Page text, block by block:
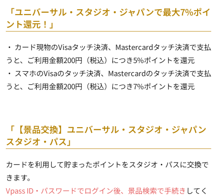
「ユニバーサル・スタジオ・ジャパンで最大7%ポイ
ント還元！」
・ カード現物のVisaタッチ決済、Mastercardタッチ決済で支払
うと、ご利用金額200円（税込）につき5%ポイントを還元
・ スマホのVisaのタッチ決済、Mastercardのタッチ決済で支払
うと、ご利用金額200円（税込）につき7%ポイントを還元
「【景品交換】ユニバーサル・スタジオ・ジャパン
スタジオ・パス」
カードを利用して貯まったポイントをスタジオ・パスに交換で
きます。
Vpass ID・パスワードでログイン後、景品検索で手続き してく